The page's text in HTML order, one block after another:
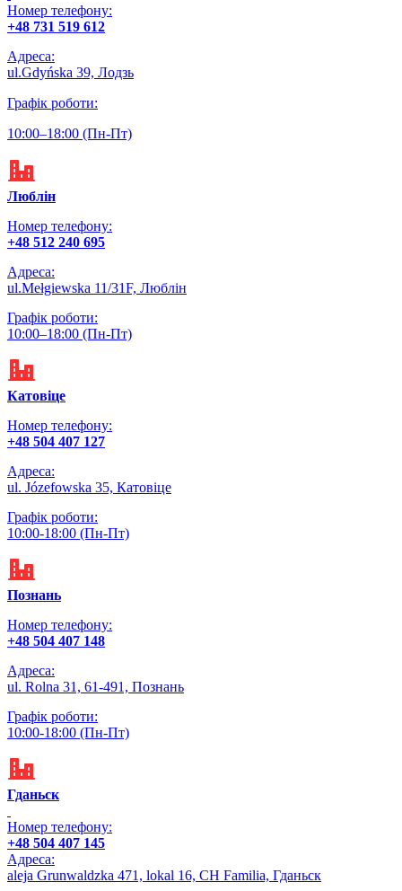
Номер телефону:
+48 731 519 612
Адреса:
ul.Gdyńska 39, Лодзь
Графік роботи:
10:00–18:00 (‌Пн-Пт)
Люблін
Номер телефону:
+48 512 240 695
Адреса:
ul.Mełgiewska 11/31F, Люблін
Графік роботи:
10:00–18:00 (‌Пн-Пт)
Катовіце
Номер телефону:
+48 504 407 127
Адреса:
ul. Józefowska 35, Катовіце
Графік роботи:
10:00-18:00 (Пн-Пт)
Познань
Номер телефону:
+48 504 407 148
Адреса:
ul. Rolna 31, 61-491, Познань
Графік роботи:
10:00-18:00 (Пн-Пт)
Гданьск
Номер телефону:
+48 504 407 145
Адреса:
aleja Grunwaldzka 471, lokal 16, CH Familia, Гданьск